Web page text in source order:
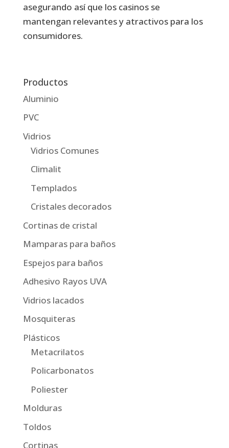
asegurando así que los casinos se
mantengan relevantes y atractivos para los
consumidores.
Productos
Aluminio
PVC
Vidrios
Vidrios Comunes
Climalit
Templados
Cristales decorados
Cortinas de cristal
Mamparas para baños
Espejos para baños
Adhesivo Rayos UVA
Vidrios lacados
Mosquiteras
Plásticos
Metacrilatos
Policarbonatos
Poliester
Molduras
Toldos
Cortinas